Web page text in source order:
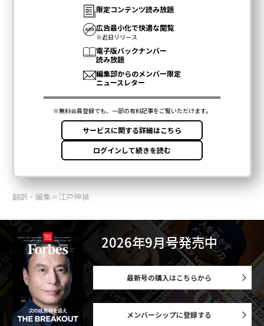
翻訳・編集＝江戸伸禎
2026年9月号発売中
最新号の購入はこちらから
メンバーシップに登録する